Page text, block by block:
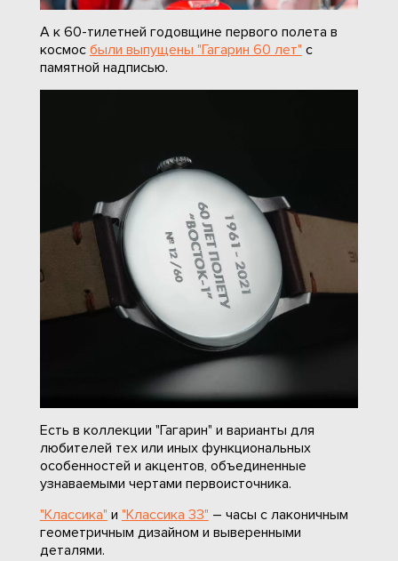
А к 60-тилетней годовщине первого полета в
космос были выпущены "Гагарин 60 лет" с
памятной надписью.
Есть в коллекции "Гагарин" и варианты для
любителей тех или иных функциональных
особенностей и акцентов, объединенные
узнаваемыми чертами первоисточника.
"Классика" и "Классика 33" – часы с лаконичным
геометричным дизайном и выверенными
деталями.